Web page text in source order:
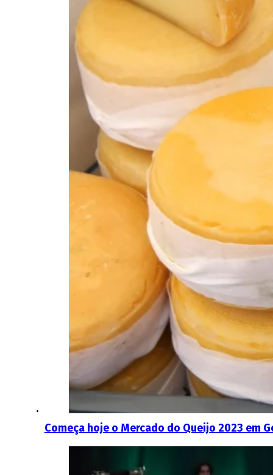
Começa hoje o Mercado do Queijo 2023 em